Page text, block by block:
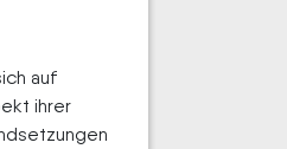
auf
ihrer